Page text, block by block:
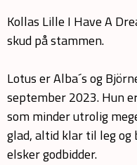
Kollas Lille I Have A
skud på stammen.
Lotus er Alba´s og
september 2023. Hun
som minder utrolig
glad, altid klar til leg og
elsker godbidder.